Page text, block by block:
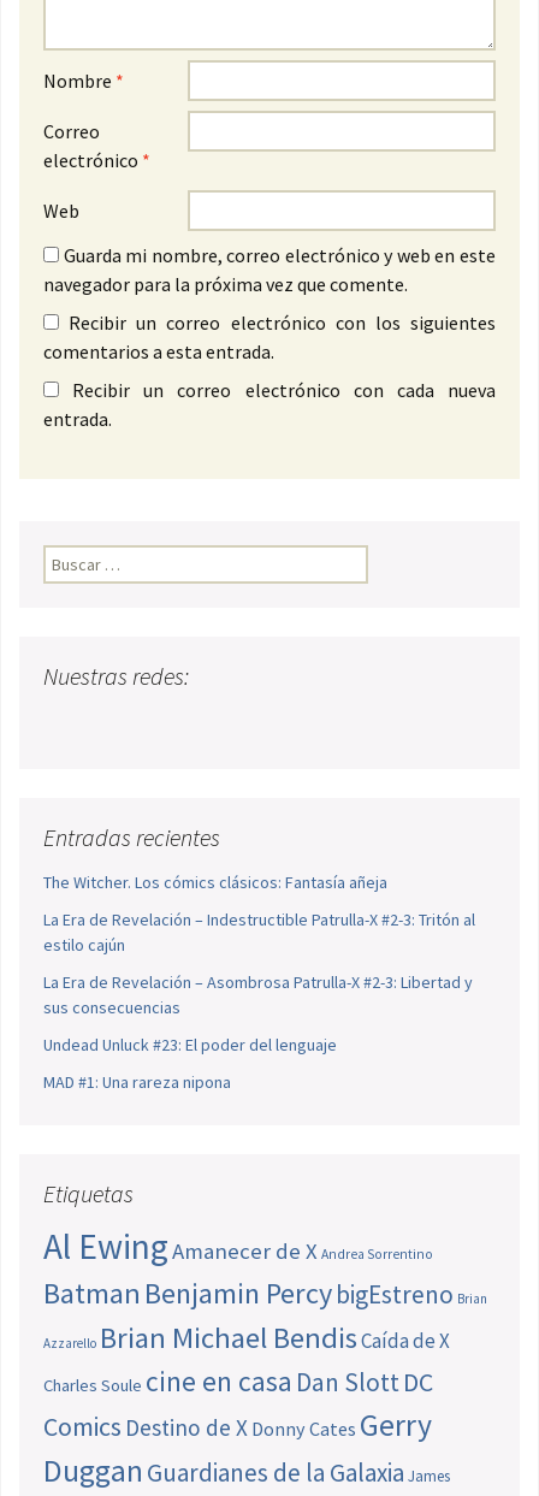
Nombre *
Correo
electrónico *
Web
Guarda mi nombre, correo electrónico y web en este
navegador para la próxima vez que comente.
Recibir un correo electrónico con los siguientes
comentarios a esta entrada.
Recibir un correo electrónico con cada nueva
entrada.
Buscar:
Nuestras redes:
Entradas recientes
The Witcher. Los cómics clásicos: Fantasía añeja
La Era de Revelación – Indestructible Patrulla-X #2-3: Tritón al
estilo cajún
La Era de Revelación – Asombrosa Patrulla-X #2-3: Libertad y
sus consecuencias
Undead Unluck #23: El poder del lenguaje
MAD #1: Una rareza nipona
Etiquetas
Al EwingAmanecer de X Andrea Sorrentino
Batman Benjamin PercybigEstreno Brian
Azzarello Brian Michael BendisCaída de X
Charles Soule cine en casa Dan SlottDC
Comics Destino de X Donny Cates Gerry
Duggan Guardianes de la Galaxia James